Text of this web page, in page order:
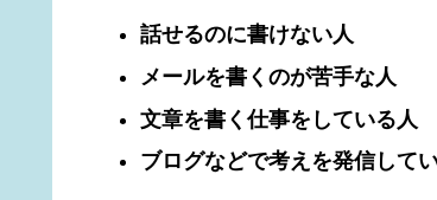
話せるのに書けない人
メールを書くのが苦手な人
文章を書く仕事をしている人
ブログなどで考えを発信して